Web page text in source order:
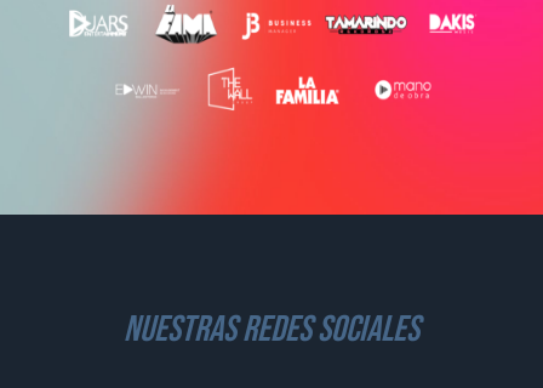
nuestras redes sociales